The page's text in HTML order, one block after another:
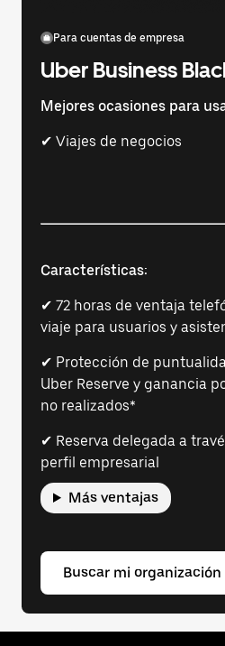
Para cuentas de empresa
Uber Business
Mejores ocasiones para
✔ Viajes de negocios
Características:
✔ 72 horas de ventaja
viaje para usuarios y
✔ Protección de
Uber Reserve y ganancia
no realizados*
✔ Reserva delegada a
perfil empresarial
Más ventajas
Buscar mi organización